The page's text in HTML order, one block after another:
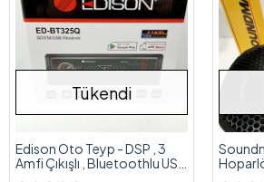
Tükendi
Edison Oto Teyp - DSP , 3
Amfi Çıkışlı , Bluetoothlu USB
Aux ve Radyo Çalar
Hoparlör - 400w